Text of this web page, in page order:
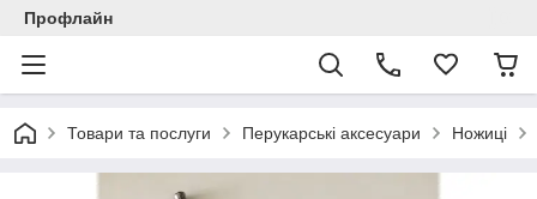
Профлайн
Товари та послуги Перукарські аксесуари Ножиці